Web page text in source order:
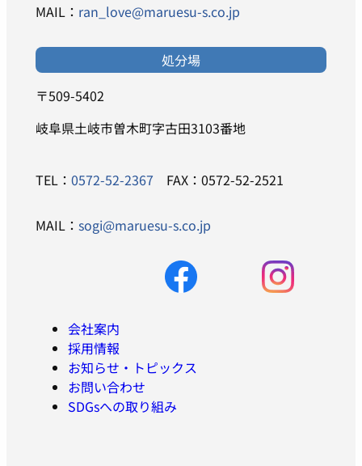
MAIL： ran_love@maruesu-s.co.jp
処分場
〒509-5402
岐阜県土岐市曽木町字古田3103番地
TEL： 0572-52-2367 FAX：0572-52-2521
MAIL： sogi@maruesu-s.co.jp
会社案内
採用情報
お知らせ・トピックス
お問い合わせ
SDGsへの取り組み